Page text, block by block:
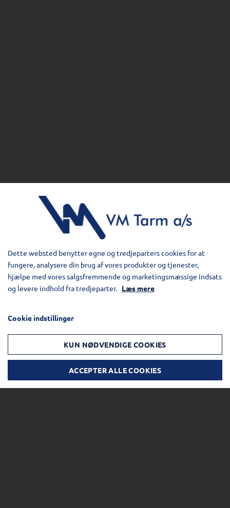
Dette websted benytter egne og tredjeparters cookies for at
fungere, analysere din brug af vores produkter og tjenester,
hjælpe med vores salgsfremmende og marketingsmæssige indsats
og levere indhold fra tredjeparter. Læs mere
Cookie indstillinger
KUN NØDVENDIGE COOKIES
ACCEPTER ALLE COOKIES